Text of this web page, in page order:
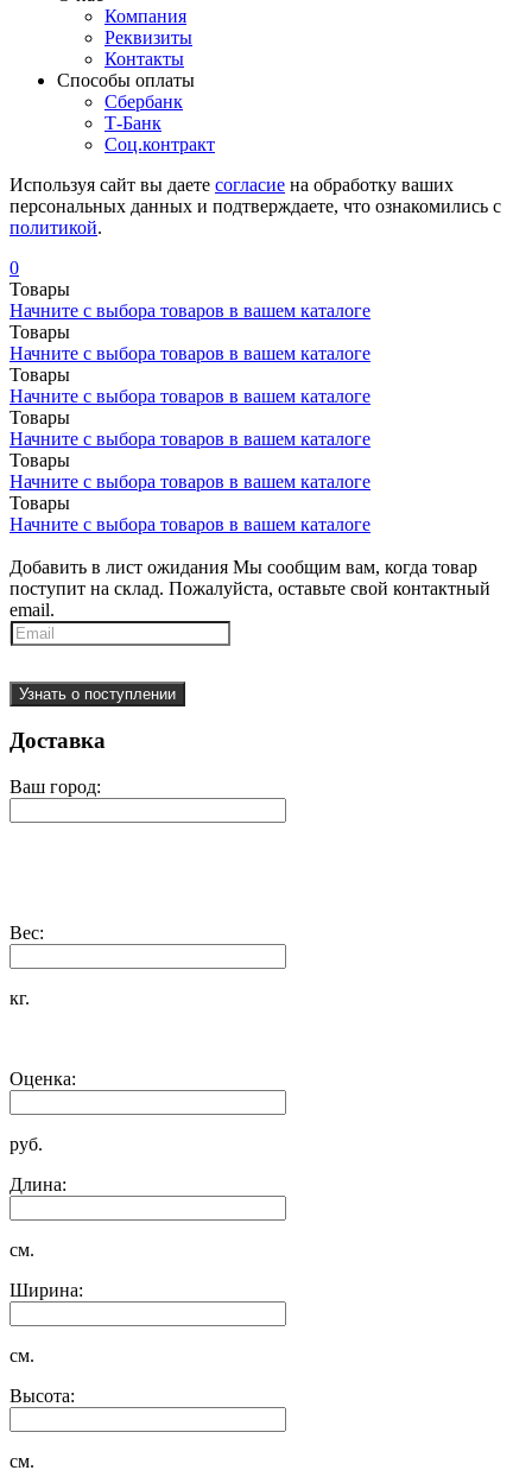
Компания
Реквизиты
Контакты
Cпособы оплаты
Сбербанк
Т-Банк
Соц.контракт
Используя сайт вы даете согласие на обработку ваших
персональных данных и подтверждаете, что ознакомились с
политикой.
0
Товары
Начните с выбора товаров в вашем каталоге
Товары
Начните с выбора товаров в вашем каталоге
Товары
Начните с выбора товаров в вашем каталоге
Товары
Начните с выбора товаров в вашем каталоге
Товары
Начните с выбора товаров в вашем каталоге
Товары
Начните с выбора товаров в вашем каталоге
Добавить в лист ожидания Мы сообщим вам, когда товар
поступит на склад. Пожалуйста, оставьте свой контактный
email.
Узнать о поступлении
Доставка
Ваш город:
Вес:
кг.
Оценка:
руб.
Длина:
см.
Ширина:
см.
Высота:
см.